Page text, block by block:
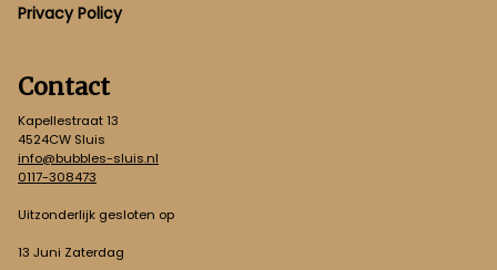
Privacy Policy
Contact
Kapellestraat 13
4524CW Sluis
info@bubbles-sluis.nl
0117-308473
Uitzonderlijk gesloten op
13 Juni Zaterdag